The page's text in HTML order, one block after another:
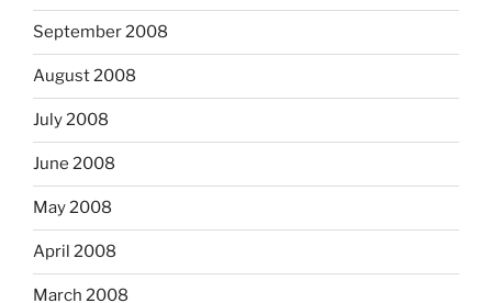
September 2008
August 2008
July 2008
June 2008
May 2008
April 2008
March 2008